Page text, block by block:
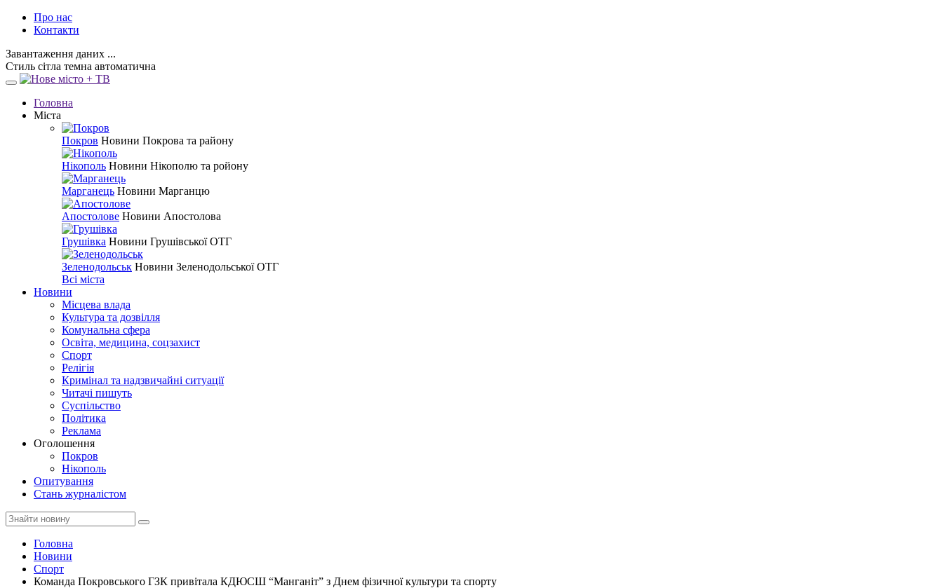
Про нас
Контакти
Завантаження даних ...
Стиль сітла темна автоматична
Головна
Міста
Покров Новини Покрова та району
Нікополь Новини Нікополю та ройону
Марганець Новини Марганцю
Апостолове Новини Апостолова
Грушівка Новини Грушівської ОТГ
Зеленодольськ Новини Зеленодольської ОТГ
Всі міста
Новини
Місцева влада
Культура та дозвілля
Комунальна сфера
Освіта, медицина, соцзахист
Спорт
Релігія
Кримінал та надзвичайні ситуації
Читачі пишуть
Суспільство
Політика
Реклама
Оголошення
Покров
Нікополь
Опитування
Стань журналістом
Головна
Новини
Спорт
Команда Покровського ГЗК привітала КДЮСШ “Манганіт” з Днем фізичної культури та спорту